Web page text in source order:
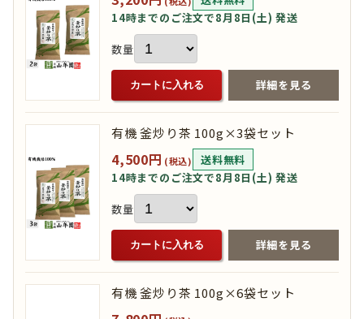
14時までのご注文で8月8日(土) 発送
数量
カートに入れる 詳細を見る
有機 釜炒り茶 100g×3袋セット
4,500円 (税込)
送料無料
14時までのご注文で8月8日(土) 発送
数量
カートに入れる 詳細を見る
有機 釜炒り茶 100g×6袋セット